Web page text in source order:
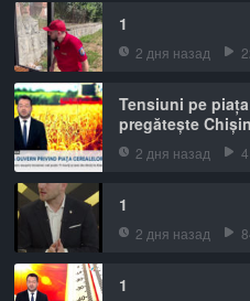
1
2 дня назад
Tensiuni pe
pregătește
2 дня назад
1
2 дня назад
1